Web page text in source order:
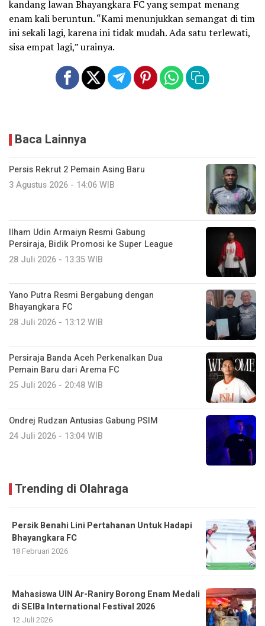
kandang lawan Bhayangkara FC yang sempat menang
enam kali beruntun. “Kami menunjukkan semangat di tim
ini sekali lagi, karena ini tidak mudah. Ada satu terlewati,
sisa empat lagi,” urainya.
Baca Lainnya
Persis Rekrut 2 Pemain Asing Baru
3 Agustus 2026 - 14:06 WIB
Ilham Udin Armaiyn Resmi Gabung
Persiraja, Bidik Promosi ke Super League
28 Juli 2026 - 13:35 WIB
Yano Putra Resmi Bergabung dengan
Bhayangkara FC
28 Juli 2026 - 13:12 WIB
Persiraja Banda Aceh Perkenalkan Dua
Pemain Baru dari Arema FC
25 Juli 2026 - 20:48 WIB
Ondrej Rudzan Antusias Gabung PSIM
24 Juli 2026 - 13:04 WIB
Trending di Olahraga
Persik Benahi Lini Pertahanan Untuk Hadapi
Bhayangkara FC
18 Februari 2026
Mahasiswa UIN Ar-Raniry Borong Enam Medali
di SEIBa International Festival 2026
12 Juli 2026